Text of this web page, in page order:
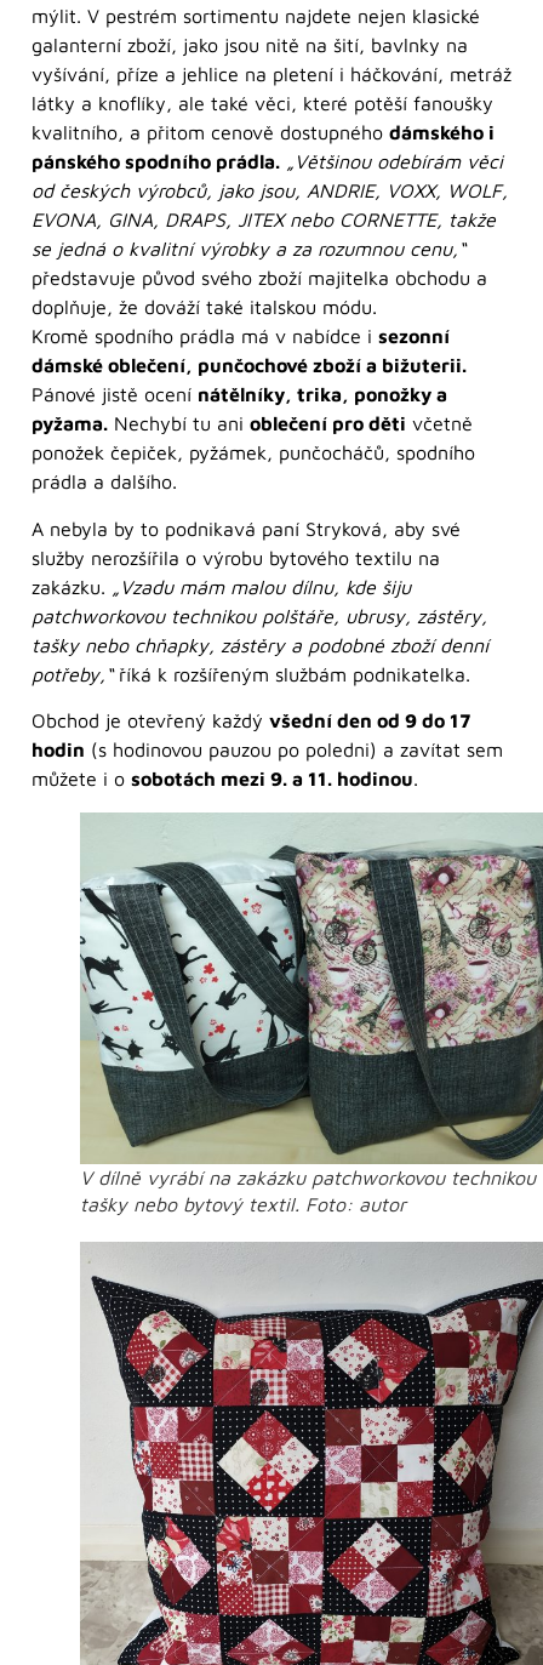
mýlit. V pestrém sortimentu najdete nejen klasické
galanterní zboží, jako jsou nitě na šití, bavlnky na
vyšívání, příze a jehlice na pletení i háčkování, metráž
látky a knoflíky, ale také věci, které potěší fanoušky
kvalitního, a přitom cenově dostupného dámského i
pánského spodního prádla. „Většinou odebírám věci
od českých výrobců, jako jsou, ANDRIE, VOXX, WOLF,
EVONA, GINA, DRAPS, JITEX nebo CORNETTE, takže
se jedná o kvalitní výrobky a za rozumnou cenu,“
představuje původ svého zboží majitelka obchodu a
doplňuje, že dováží také italskou módu.
Kromě spodního prádla má v nabídce i sezonní
dámské oblečení, punčochové zboží a bižuterii.
Pánové jistě ocení nátělníky, trika, ponožky a
pyžama. Nechybí tu ani oblečení pro děti včetně
ponožek čepiček, pyžámek, punčocháčů, spodního
prádla a dalšího.
A nebyla by to podnikavá paní Stryková, aby své
služby nerozšířila o výrobu bytového textilu na
zakázku. „Vzadu mám malou dílnu, kde šiju
patchworkovou technikou polštáře, ubrusy, zástěry,
tašky nebo chňapky, zástěry a podobné zboží denní
potřeby,“říká k rozšířeným službám podnikatelka.
Obchod je otevřený každý všední den od 9 do 17
hodin (s hodinovou pauzou po poledni) a zavítat sem
můžete i o sobotách mezi 9. a 11. hodinou.
V dílně vyrábí na zakázku patchworkovou technikou
tašky nebo bytový textil. Foto: autor